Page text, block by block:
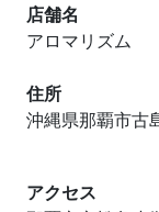
店舗名
アロマリズム
住所
沖縄県那覇市古
アクセス